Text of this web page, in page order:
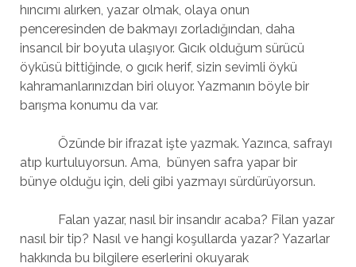
hıncımı alırken, yazar olmak, olaya onun
penceresinden de bakmayı zorladığından, daha
insancıl bir boyuta ulaşıyor. Gıcık olduğum sürücü
öyküsü bittiğinde, o gıcık herif, sizin sevimli öykü
kahramanlarınızdan biri oluyor. Yazmanın böyle bir
barışma konumu da var.
Özünde bir ifrazat işte yazmak. Yazınca, safrayı
atıp kurtuluyorsun. Ama, bünyen safra yapar bir
bünye olduğu için, deli gibi yazmayı sürdürüyorsun.
Falan yazar, nasıl bir insandır acaba? Filan yazar
nasıl bir tip? Nasıl ve hangi koşullarda yazar? Yazarlar
hakkında bu bilgilere eserlerini okuyarak